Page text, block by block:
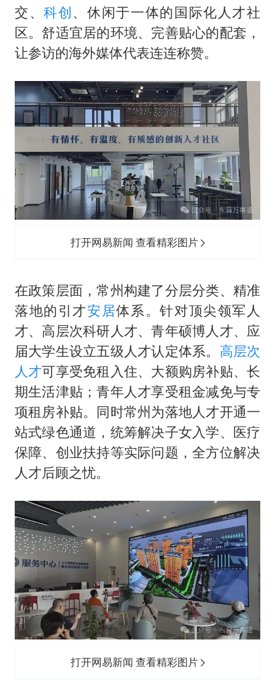
交、科创、休闲于一体的国际化人才社
区。舒适宜居的环境、完善贴心的配套，
让参访的海外媒体代表连连称赞。
打开网易新闻 查看精彩图片
在政策层面，常州构建了分层分类、精准
落地的引才安居体系。针对顶尖领军人
才、高层次科研人才、青年硕博人才、应
届大学生设立五级人才认定体系。 高层次
人才可享受免租入住、大额购房补贴、长
期生活津贴；青年人才享受租金减免与专
项租房补贴。同时常州为落地人才开通一
站式绿色通道，统筹解决子女入学、医疗
保障、创业扶持等实际问题，全方位解决
人才后顾之忧。
打开网易新闻 查看精彩图片